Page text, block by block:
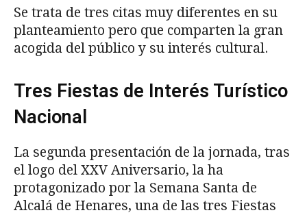
Se trata de tres citas muy diferentes en su
planteamiento pero que comparten la gran
acogida del público y su interés cultural.
Tres Fiestas de Interés Turístico
Nacional
La segunda presentación de la jornada, tras
el logo del XXV Aniversario, la ha
protagonizado por la Semana Santa de
Alcalá de Henares, una de las tres Fiestas